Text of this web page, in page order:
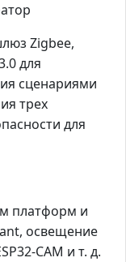
Zigbee,
для
сценариями
трех
для
платформ и
освещение
CAM и т. д.